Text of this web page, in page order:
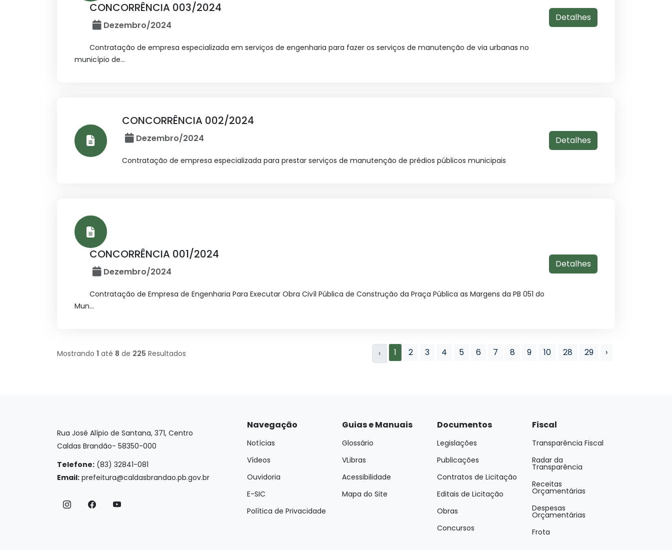
CONCORRÊNCIA 003/2024
Dezembro/2024
Contratação de empresa especializada em serviços de engenharia para fazer os serviços de manutenção de via urbanas no
município de...
Detalhes
CONCORRÊNCIA 002/2024
Dezembro/2024
Contratação de empresa especializada para prestar serviços de manutenção de prédios públicos municipais
Detalhes
CONCORRÊNCIA 001/2024
Dezembro/2024
Contratação de Empresa de Engenharia Para Executar Obra Civíl Pública de Construção da Praça Pública as Margens da PB 051 do
Mun...
Detalhes
Mostrando 1 até 8 de 225 Resultados ‹ 1 2 3 4 5 6 7 8 9 10 28 29 ›
Rua José Alípio de Santana, 371, Centro
Caldas Brandão- 58350-000
Telefone: (83) 32841-081
Email: prefeitura@caldasbrandao.pb.gov.br
Navegação
Notícias
Vídeos
Ouvidoria
E-SIC
Política de Privacidade
Guias e Manuais
Glossário
VLibras
Acessibilidade
Mapa do Site
Documentos
Legislações
Publicações
Contratos de Licitação
Editais de Licitação
Obras
Concursos
Fiscal
Transparência Fiscal
Radar da
Transparência
Receitas
Orçamentárias
Despesas
Orçamentárias
Frota